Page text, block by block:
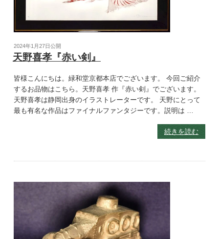
2024年1月27日公開
天野喜孝『赤い剣』
皆様こんにちは。緑和堂京都本店でございます。 今回ご紹介
するお品物はこちら。天野喜孝 作『赤い剣』でございます。
天野喜孝は静岡出身のイラストレーターです。 天野にとって
最も有名な作品はファイナルファンタジーです。説明は …
続きを読む